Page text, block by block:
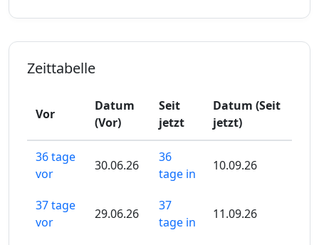
Zeittabelle
Vor
Datum
(Vor)
Seit
jetzt
Datum (Seit
jetzt)
36 tage
vor
30.06.26
36
tage in
10.09.26
37 tage
vor
29.06.26
37
tage in
11.09.26